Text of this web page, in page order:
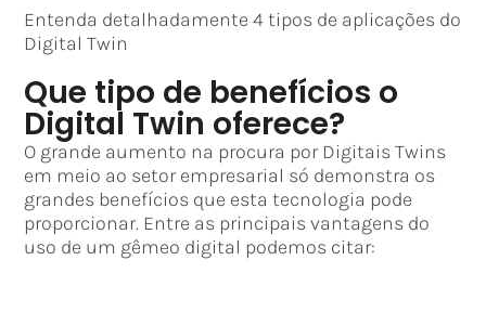
Entenda detalhadamente 4 tipos de aplicações do
Digital Twin
Que tipo de benefícios o
Digital Twin oferece?
O grande aumento na procura por Digitais Twins
em meio ao setor empresarial só demonstra os
grandes benefícios que esta tecnologia pode
proporcionar. Entre as principais vantagens do
uso de um gêmeo digital podemos citar: